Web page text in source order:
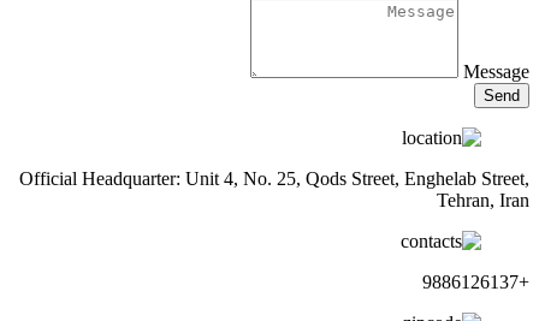
Message
Send
Official Headquarter: Unit 4, No. 25, Qods Street, Enghelab Street,
Tehran, Iran
+9886126137